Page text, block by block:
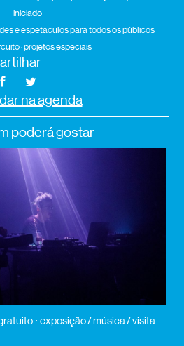
iniciado
e espetáculos para todos os públicos
· projetos especiais
na agenda
poderá gostar
exposição / música / visita